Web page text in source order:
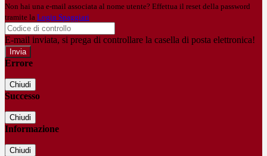
Non hai una e-mail associata al nome utente? Effettua il reset della password
tramite la Login Spaggiari
E-mail inviata, si prega di controllare la casella di posta elettronica!
Errore
Chiudi
Successo
Chiudi
Informazione
Chiudi